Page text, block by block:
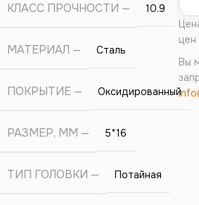
цен
Вы
КЛАСС ПРОЧНОСТИ 10.9
МАТЕРИАЛ Сталь
ПОКРЫТИЕ Оксидированный
РАЗМЕР, ММ 5*16
ТИП ГОЛОВКИ Потайная